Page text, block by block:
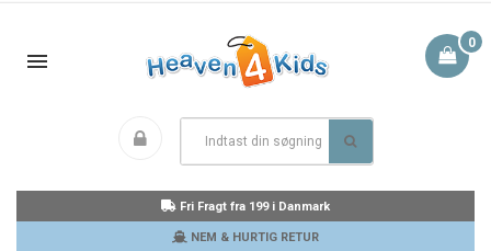
0
Fri Fragt fra 199 i Danmark
NEM & HURTIG RETUR